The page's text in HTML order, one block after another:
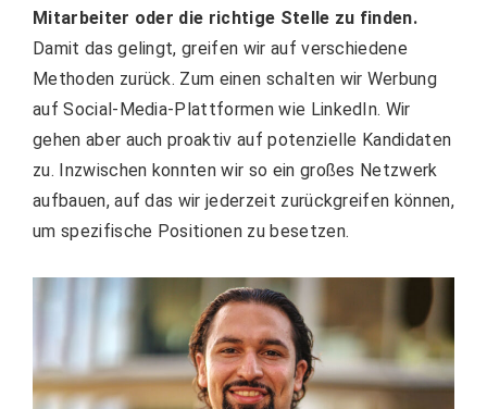
Mitarbeiter oder die richtige Stelle zu finden.
Damit das gelingt, greifen wir auf verschiedene
Methoden zurück. Zum einen schalten wir Werbung
auf Social-Media-Plattformen wie LinkedIn. Wir
gehen aber auch proaktiv auf potenzielle Kandidaten
zu. Inzwischen konnten wir so ein großes Netzwerk
aufbauen, auf das wir jederzeit zurückgreifen können,
um spezifische Positionen zu besetzen.